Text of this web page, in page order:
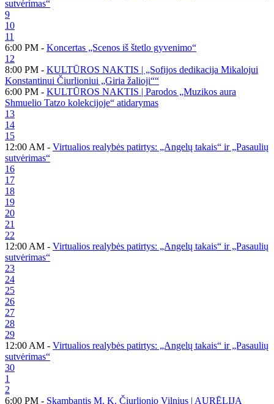
sutvėrimas“
9
10
11
6:00 PM - Koncertas „Scenos iš štetlo gyvenimo“
12
8:00 PM - KULTŪROS NAKTIS | „Sofijos dedikacija Mikalojui
Konstantinui Čiurlioniui „Giria žalioji““
6:00 PM - KULTŪROS NAKTIS | Parodos „Muzikos aura
Shmuelio Tatzo kolekcijoje“ atidarymas
13
14
15
12:00 AM - Virtualios realybės patirtys: „Angelų takais“ ir „Pasaulių
sutvėrimas“
16
17
18
19
20
21
22
12:00 AM - Virtualios realybės patirtys: „Angelų takais“ ir „Pasaulių
sutvėrimas“
23
24
25
26
27
28
29
12:00 AM - Virtualios realybės patirtys: „Angelų takais“ ir „Pasaulių
sutvėrimas“
30
1
2
6:00 PM - Skambantis M. K. Čiurlionio Vilnius | AURĒLIJA